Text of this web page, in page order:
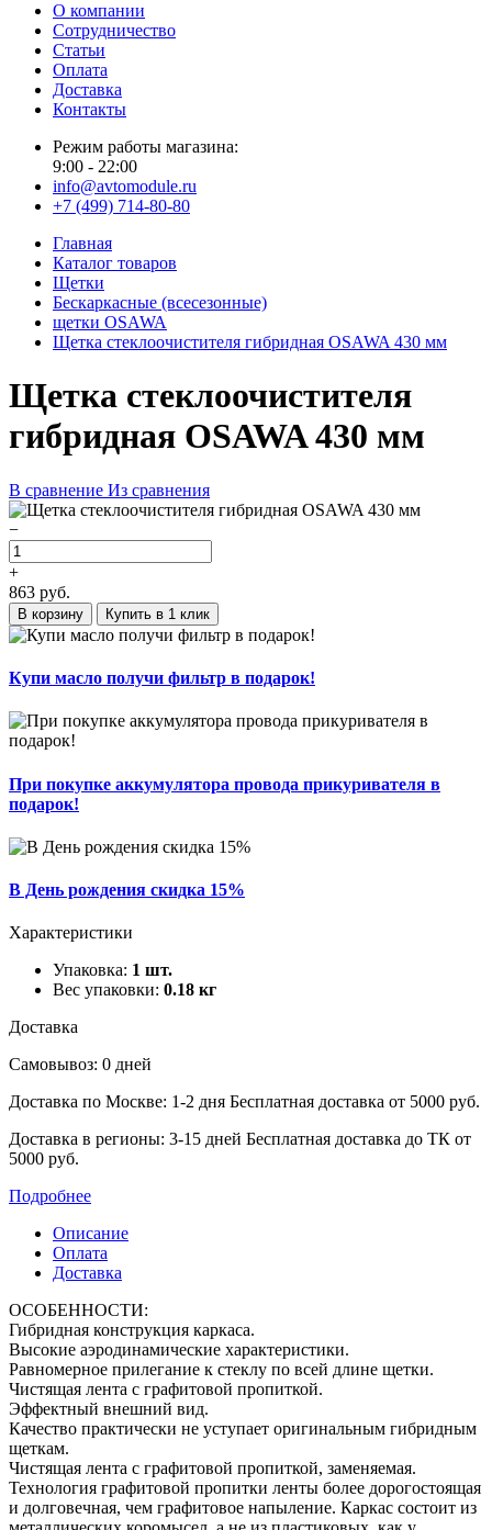
О компании
Сотрудничество
Статьи
Оплата
Доставка
Контакты
Режим работы магазина:
9:00 - 22:00
info@avtomodule.ru
+7 (499) 714-80-80
Главная
Каталог товаров
Щетки
Бескаркасные (всесезонные)
щетки OSAWA
Щетка стеклоочистителя гибридная OSAWA 430 мм
Щетка стеклоочистителя
гибридная OSAWA 430 мм
В сравнение Из сравнения
−
+
863 руб.
В корзину Купить в 1 клик
Купи масло получи фильтр в подарок!
При покупке аккумулятора провода прикуривателя в
подарок!
В День рождения скидка 15%
Характеристики
Упаковка: 1 шт.
Вес упаковки: 0.18 кг
Доставка
Самовывоз: 0 дней
Доставка по Москве: 1-2 дня Бесплатная доставка от 5000 руб.
Доставка в регионы: 3-15 дней Бесплатная доставка до ТК от
5000 руб.
Подробнее
Описание
Оплата
Доставка
ОСОБЕННОСТИ:
Гибридная конструкция каркаса.
Высокие аэродинамические характеристики.
Равномерное прилегание к стеклу по всей длине щетки.
Чистящая лента с графитовой пропиткой.
Эффектный внешний вид.
Качество практически не уступает оригинальным гибридным
щеткам.
Чистящая лента с графитовой пропиткой, заменяемая.
Технология графитовой пропитки ленты более дорогостоящая
и долговечная, чем ‎графитовое напыление. Каркас состоит из